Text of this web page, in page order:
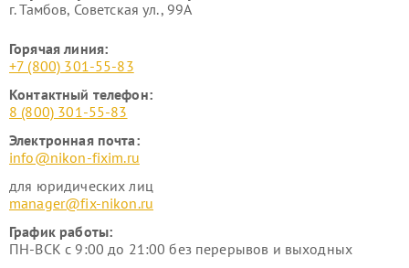
г. Тамбов, Советская ул., 99А
Горячая линия:
+7 (800) 301-55-83
Контактный телефон:
8 (800) 301-55-83
Электронная почта:
info@nikon-fixim.ru
для юридических лиц
manager@fix-nikon.ru
График работы:
ПН-ВСК с 9:00 до 21:00 без перерывов и выходных